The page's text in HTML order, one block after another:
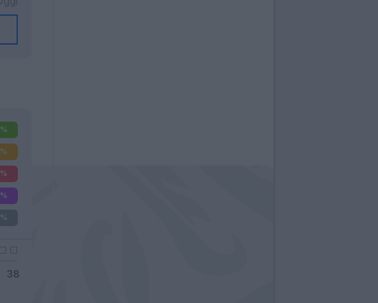
%
%
%
%
%